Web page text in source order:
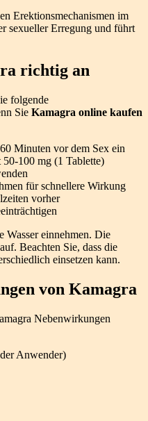
Erektionsmechanismen im
sexueller Erregung und führt
richtig an
folgende
Sie Kamagra online kaufen
Minuten vor dem Sex ein
100 mg (1 Tablette)
für schnellere Wirkung
vorher
Wasser einnehmen. Die
Beachten Sie, dass die
einsetzen kann.
von Kamagra
Nebenwirkungen
Anwender)